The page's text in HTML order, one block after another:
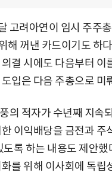
고려아연이 임시 주주
해 꺼낸 카드이기도 하
결 시에도 다음부터 이
입은 다음 주총으로 미
의 적자가 수년째 지속
이익배당을 금전과 주
도록 하는 내용도 제안했
를 위해 이사회에 독립